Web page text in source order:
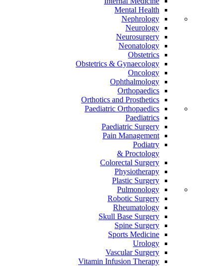
Mental Health
Nephrology
Neurology
Neurosurgery
Neonatology
Obstetrics
Obstetrics & Gynaecology
Oncology
Ophthalmology
Orthopaedics
Orthotics and Prosthetics
Paediatric Orthopaedics
Paediatrics
Paediatric Surgery
Pain Management
Podiatry
Proctology &
Colorectal Surgery
Physiotherapy
Plastic Surgery
Pulmonology
Robotic Surgery
Rheumatology
Skull Base Surgery
Spine Surgery
Sports Medicine
Urology
Vascular Surgery
Vitamin Infusion Therapy